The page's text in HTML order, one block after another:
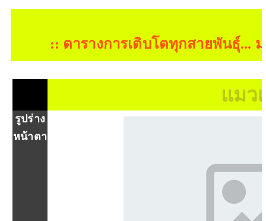
:: ตารางการเติบโตทุกสายพันธุ์...
แมว
รูปร่าง
หน้าตา